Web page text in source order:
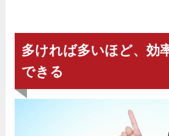
多ければ多いほど、効
できる